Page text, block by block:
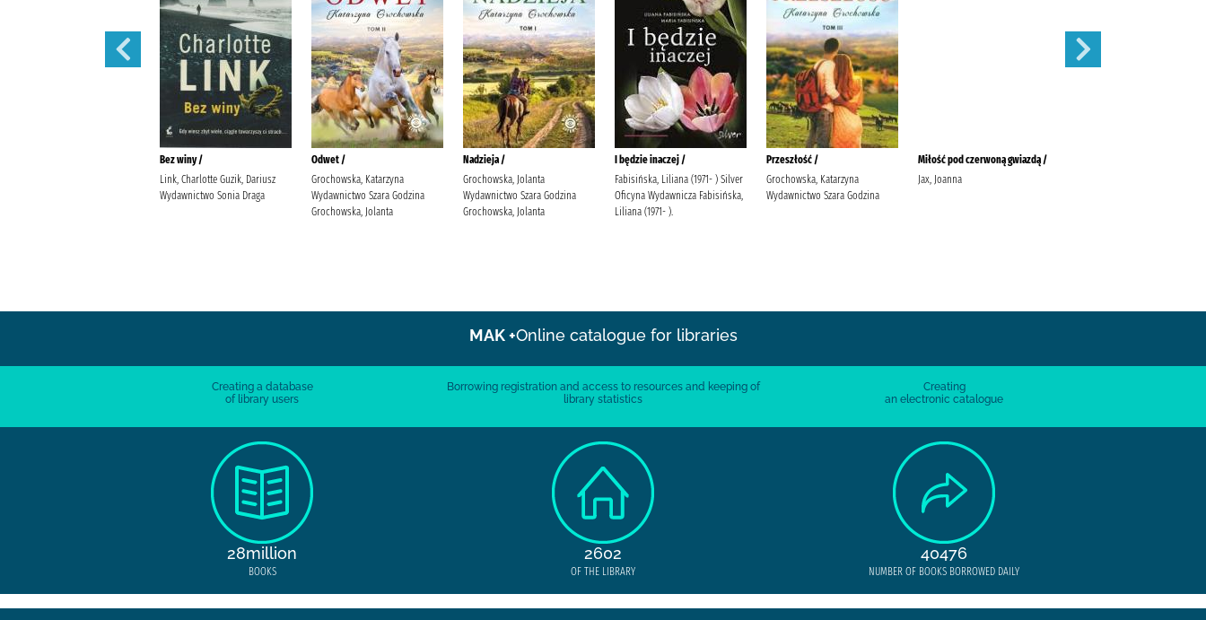
Bez winy /
Link, Charlotte Guzik, Dariusz
Wydawnictwo Sonia Draga
Odwet /
Grochowska, Katarzyna
Wydawnictwo Szara Godzina
Grochowska, Jolanta
Nadzieja /
Grochowska, Jolanta
Wydawnictwo Szara Godzina
Grochowska, Jolanta
I będzie inaczej /
Fabisińska, Liliana (1971- ) Silver
Oficyna Wydawnicza Fabisińska,
Liliana (1971- ).
Przeszłość /
Grochowska, Katarzyna
Wydawnictwo Szara Godzina
Miłość pod czerwoną gwiazdą /
Jax, Joanna
MAK +Online catalogue for libraries
Creating a database
of library users
Borrowing registration and access to resources and keeping of
library statistics
Creating
an electronic catalogue
28million
BOOKS
2602
OF THE LIBRARY
40476
NUMBER OF BOOKS BORROWED DAILY